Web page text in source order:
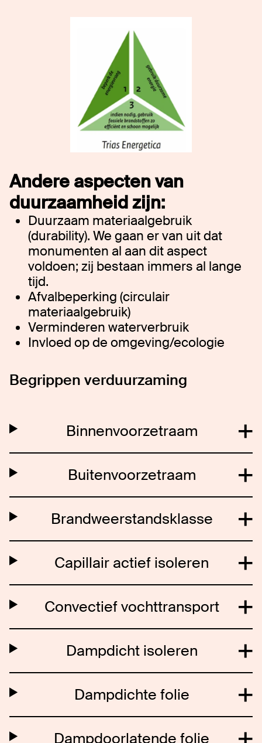
Andere aspecten van
duurzaamheid zijn:
Duurzaam materiaalgebruik
(durability). We gaan er van uit dat
monumenten al aan dit aspect
voldoen; zij bestaan immers al lange
tijd.
Afvalbeperking (circulair
materiaalgebruik)
Verminderen waterverbruik
Invloed op de omgeving/ecologie
Begrippen verduurzaming
Binnenvoorzetraam
Buitenvoorzetraam
Brandweerstandsklasse
Capillair actief isoleren
Convectief vochttransport
Dampdicht isoleren
Dampdichte folie
Dampdoorlatende folie